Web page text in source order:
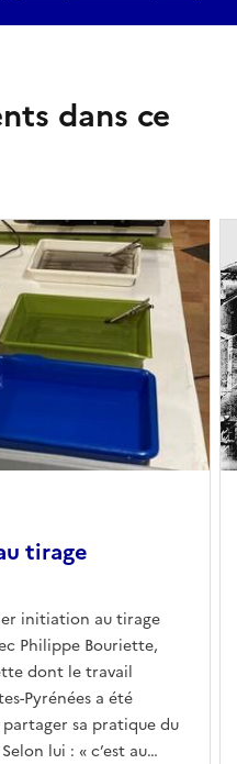
dans ce
tirage
initiation au tirage
Philippe Bouriette,
dont le travail
Pyrénées a été
sa pratique du
lui : « c’est au